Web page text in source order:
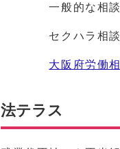
一般的な相
セクハラ相談
大阪府労働
法テラス